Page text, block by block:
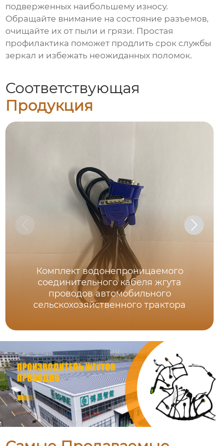
подверженных наибольшему износу.
Обращайте внимание на состояние разъемов,
очищайте их от пыли и грязи. Простая
профилактика поможет продлить срок службы
зеркал и избежать неожиданных поломок.
Соответствующая
Продукция
Комплект водонепроницаемого
соединительного кабеля жгута
проводов автомобильного
сельскохозяйственного трактора